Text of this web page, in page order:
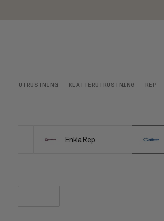
UTRUSTNING KLÄTTERUTRUSTNING REP
Enkla Rep